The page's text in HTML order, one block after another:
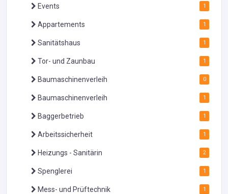
Events 1
Appartements 1
Sanitätshaus 1
Tor- und Zaunbau 1
Baumaschinenverleih 0
Baumaschinenverleih 1
Baggerbetrieb 1
Arbeitssicherheit 1
Heizungs - Sanitärin 2
Spenglerei 1
Mess- und Prüftechnik 1